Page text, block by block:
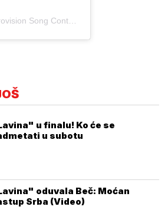
u finalu! Ko će se
u subotu
oduvala Beč: Moćan
Srba (Video)